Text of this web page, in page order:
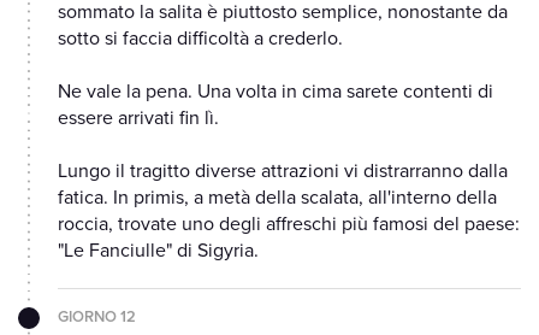
sommato la salita è piuttosto semplice, nonostante da
sotto si faccia difficoltà a crederlo.
Ne vale la pena. Una volta in cima sarete contenti di
essere arrivati fin lì.
Lungo il tragitto diverse attrazioni vi distrarranno dalla
fatica. In primis, a metà della scalata, all'interno della
roccia, trovate uno degli affreschi più famosi del paese:
"Le Fanciulle" di Sigyria.
GIORNO 12